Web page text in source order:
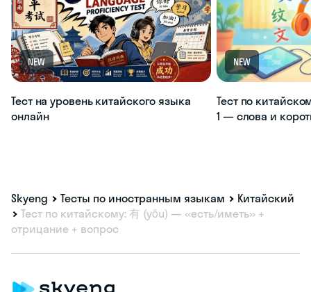
NEW
Тест на уровень китайского языка
онлайн
NEW
Тест по
1 — слова и
Skyeng Тесты по иностранным языкам
Китайский
Тест по китайскому: 有 (yǒu) — «есть/иметь» +
отрицание + вопрос